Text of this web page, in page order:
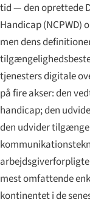
tid — den oprettede
Handicap
men dens
tjenesters digitale
på fire akser: den
handicap; den
den udvider
mest omfattende
kontinentet i de